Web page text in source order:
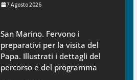
7 Agosto 2026
San Marino. Fervono i
preparativi per la visita del
Papa. Illustrati i dettagli del
percorso e del programma